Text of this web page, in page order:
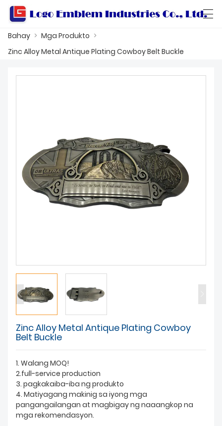
TUNGKOL SA ATIN
MAKIPAG-UGNAYAN SA AMIN
KATALOGO NG PRODUKTO
العربية বাংলা ভাষার
Bahay > Mga Produkto >
Zinc Alloy Metal Antique Plating Cowboy Belt Buckle
Zinc Alloy Metal Antique Plating Cowboy
Belt Buckle
1. Walang MOQ!
2.full-service production
3. pagkakaiba-iba ng produkto
4. Matiyagang makinig sa iyong mga
pangangailangan at magbigay ng naaangkop na
mga rekomendasyon.